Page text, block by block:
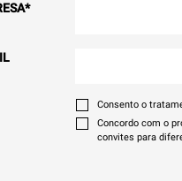
*
Consento o
Concordo com o
convites para